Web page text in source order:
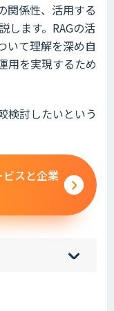
関係性、活用する
します。RAGの活
いて理解を深め自
用を実現するため
検討したいという
ビスと企業
hi
]
sh
]